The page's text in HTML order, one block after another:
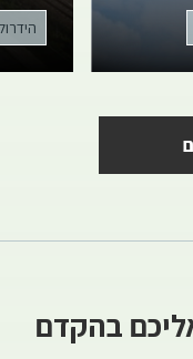
בהקדם